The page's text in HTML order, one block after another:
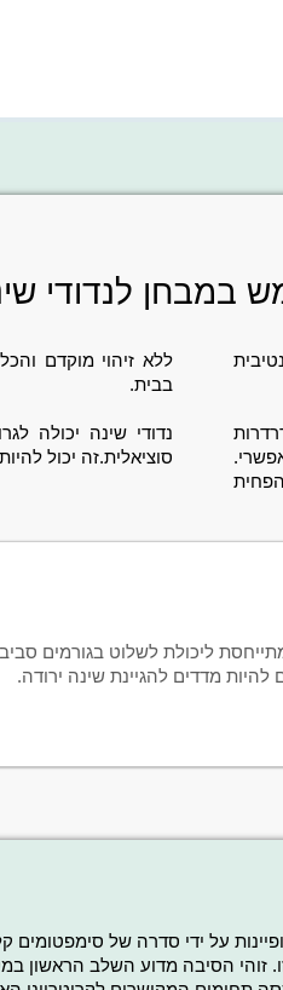
במבחן לנדודי
ללא זיהוי מוקדם
בבית.
נדודי שינה יכולה
סוציאלית.זה יכול
ליכולת לשלוט בגורמים
להיות מדדים להגיינת שינה ירודה.
על ידי סדרה של סימפטומים